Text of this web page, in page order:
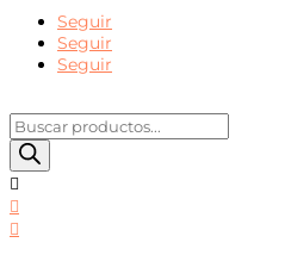
Seguir
Seguir
Seguir
BÚSQUEDA
DE
PRODUCTOS


